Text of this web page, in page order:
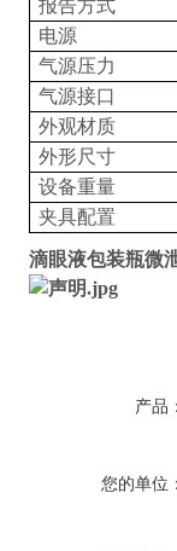
报告方式
电源
气源压力
气源接口
外观材质
外形尺寸
设备重量
夹具配置
滴眼液包装瓶
产品
您的单位